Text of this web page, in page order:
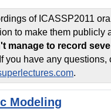
of ICASSP2011
to make them publicly
manage to record
you have any questions,
.
Modeling